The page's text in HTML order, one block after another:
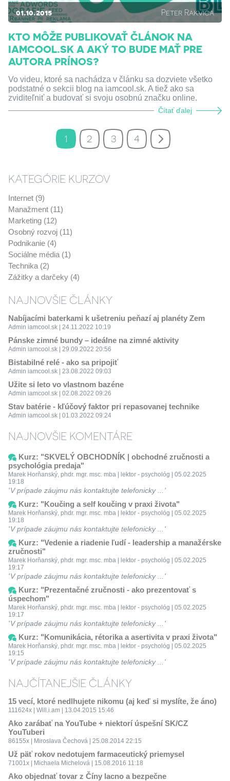
01.10.2015 Peter Rakvica
KTO MÔŽE PUBLIKOVAŤ ČLÁNOK NA
IAMCOOL.SK A AKÝ TO BUDE MAŤ PRE
AUTORA PRÍNOS?
Vo videu, ktoré sa nachádza v článku sa dozviete všetko
podstatné o sekcii blog na iamcool.sk. A tiež ako sa
zviditeľniť a budovať si svoju osobnú značku online.
Čítať ďalej
1 2 3 4
KATEGÓRIE KURZOV
Internet (9)
Manažment (11)
Marketing (12)
Osobný rozvoj (11)
Podnikanie (4)
Sociálne média (1)
Technika (2)
Zážitky a darčeky (4)
NAJNOVŠIE ČLÁNKY
Nabíjacími baterkami k ušetreniu peňazí aj planéty Zem
Admin iamcool.sk | 24.11.2022 10:19
Pánske zimné bundy – ideálne na zimné aktivity
Admin iamcool.sk | 29.09.2022 20:56
Bistabilné relé - ako sa pripojiť
Admin iamcool.sk | 23.08.2022 09:03
Užite si leto vo vlastnom bazéne
Admin iamcool.sk | 02.08.2022 09:26
Stav batérie - kľúčový faktor pri repasovanej technike
Admin iamcool.sk | 01.03.2022 09:24
NAJNOVŠIE KOMENTÁRE
Kurz: "SKVELÝ OBCHODNÍK | obchodné zručnosti a
psychológia predaja"
Marek Horňanský, phdr. mgr. msc. mba | lektor - psychológ | 05.02.2025
19:18
V prípade záujmu nás kontaktujte telefonicky ...
Kurz: "Koučing a self koučing v praxi života"
Marek Horňanský, phdr. mgr. msc. mba | lektor - psychológ | 05.02.2025
19:18
V prípade záujmu nás kontaktujte telefonicky ...
Kurz: "Vedenie a riadenie ľudí - leadership a manažérske
zručnosti"
Marek Horňanský, phdr. mgr. msc. mba | lektor - psychológ | 05.02.2025
19:17
V prípade záujmu nás kontaktujte telefonicky ...
Kurz: "Prezentačné zručnosti - ako prezentovať s
úspechom"
Marek Horňanský, phdr. mgr. msc. mba | lektor - psychológ | 05.02.2025
19:17
V prípade záujmu nás kontaktujte telefonicky ...
Kurz: "Komunikácia, rétorika a asertivita v praxi života"
Marek Horňanský, phdr. mgr. msc. mba | lektor - psychológ | 05.02.2025
19:15
V prípade záujmu nás kontaktujte telefonicky ...
NAJČÍTANEJŠIE ČLÁNKY
15 vecí, ktoré nedlhujete nikomu (aj keď si myslíte, že áno)
111624x | Will.i.am | 13.04.2015 15:46
Ako zarábať na YouTube + niektorí úspešní SK/CZ
YouTuberi
86155x | Miroslava Čechová | 25.08.2014 22:15
Už päť rokov nedotujem farmaceutický priemysel
71001x | Michaela Michelová | 15.08.2016 11:18
Ako objednať tovar z Číny lacno a bezpečne